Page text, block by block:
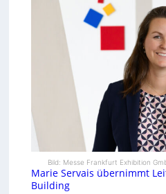
Bild: Messe Frankfurt Exhibition
Marie Servais übernimmt
Building